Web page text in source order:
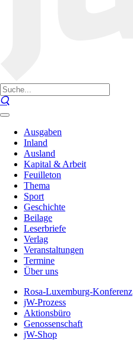
Ausgaben
Inland
Ausland
Kapital & Arbeit
Feuilleton
Thema
Sport
Geschichte
Beilage
Leserbriefe
Verlag
Veranstaltungen
Termine
Über uns
Rosa-Luxemburg-Konferenz
jW-Prozess
Aktionsbüro
Genossenschaft
jW-Shop